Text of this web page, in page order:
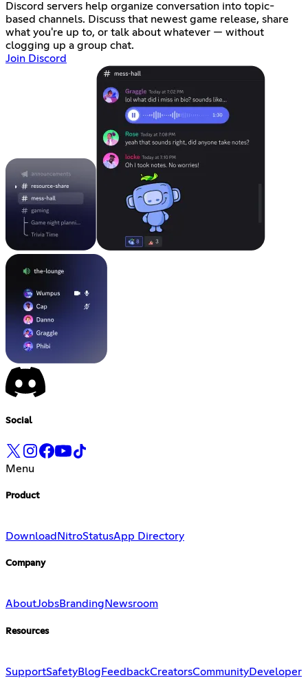
Discord servers help organize conversation into topic-
based channels. Discuss that newest game release, share
what you're up to, or talk about whatever — without
clogging up a group chat.
Join Discord
Social
Menu
Product
Download NitroStatusApp Directory
Company
AboutJobsBranding Newsroom
Resources
SupportSafetyBlog FeedbackCreatorsCommunityDeveloper